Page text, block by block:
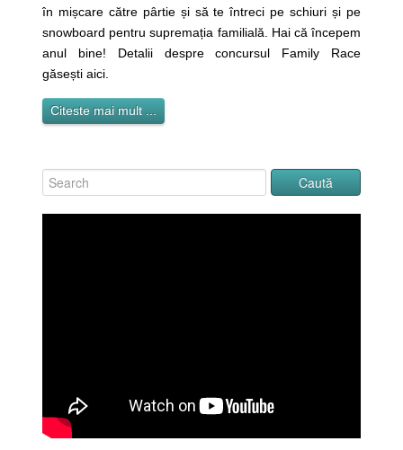
în mișcare către pârtie și să te întreci pe schiuri și pe
snowboard pentru supremația familială. Hai că începem
anul bine! Detalii despre concursul Family Race
găsești aici.
Citeste mai mult ...